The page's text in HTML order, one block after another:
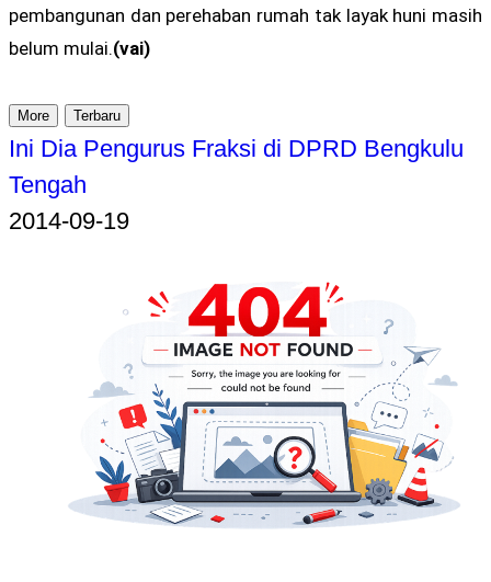
pembangunan dan perehaban rumah tak layak huni masih
belum mulai.(vai)
More Terbaru
Ini Dia Pengurus Fraksi di DPRD Bengkulu
Tengah
2014-09-19